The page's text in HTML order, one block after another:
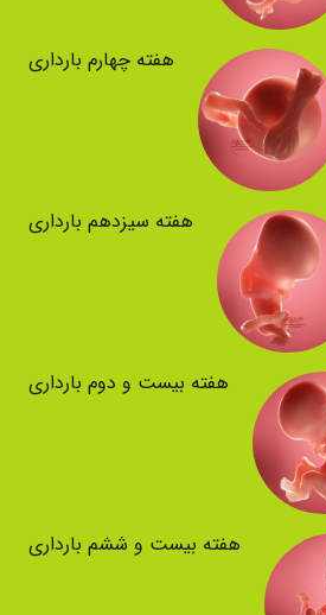
هفته چهارم بارداری
هفته سیزدهم بارداری
هفته بیست و دوم بارداری
هفته بیست و ششم بارداری